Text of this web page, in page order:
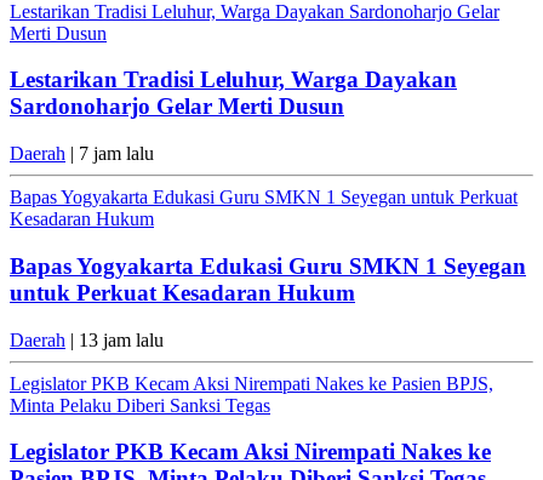
Lestarikan Tradisi Leluhur, Warga Dayakan Sardonoharjo Gelar
Merti Dusun
Lestarikan Tradisi Leluhur, Warga Dayakan
Sardonoharjo Gelar Merti Dusun
Daerah | 7 jam lalu
Bapas Yogyakarta Edukasi Guru SMKN 1 Seyegan untuk Perkuat
Kesadaran Hukum
Bapas Yogyakarta Edukasi Guru SMKN 1 Seyegan
untuk Perkuat Kesadaran Hukum
Daerah | 13 jam lalu
Legislator PKB Kecam Aksi Nirempati Nakes ke Pasien BPJS,
Minta Pelaku Diberi Sanksi Tegas
Legislator PKB Kecam Aksi Nirempati Nakes ke